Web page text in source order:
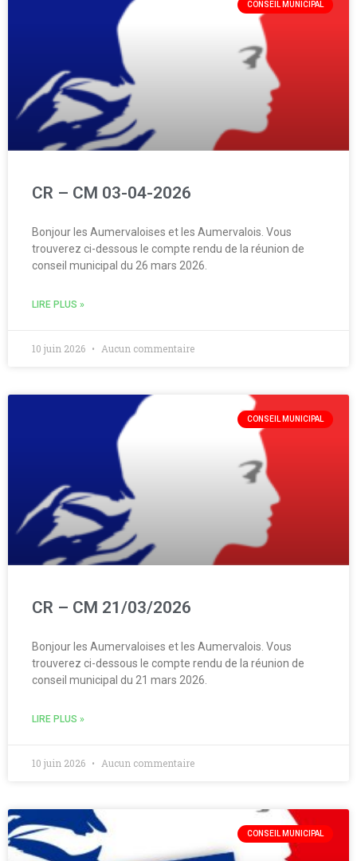
CONSEIL MUNICIPAL
CR – CM 03-04-2026
Bonjour les Aumervaloises et les Aumervalois. Vous
trouverez ci-dessous le compte rendu de la réunion de
conseil municipal du 26 mars 2026.
LIRE PLUS »
10 juin 2026 Aucun commentaire
CONSEIL MUNICIPAL
CR – CM 21/03/2026
Bonjour les Aumervaloises et les Aumervalois. Vous
trouverez ci-dessous le compte rendu de la réunion de
conseil municipal du 21 mars 2026.
LIRE PLUS »
10 juin 2026 Aucun commentaire
CONSEIL MUNICIPAL